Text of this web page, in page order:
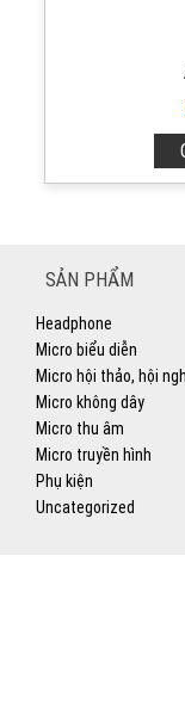
SẢN PHẨM
Headphone
Micro biểu diễn
Micro hội thảo, hội
Micro không dây
Micro thu âm
Micro truyền hình
Phụ kiện
Uncategorized